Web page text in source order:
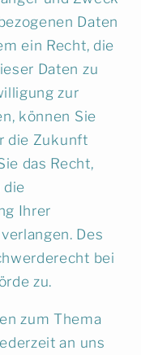
Daten
ein Recht, die
Daten zu
zur
können Sie
die Zukunft
das Recht,
die
Ihrer
Des
bei
zu.
zum Thema
an uns